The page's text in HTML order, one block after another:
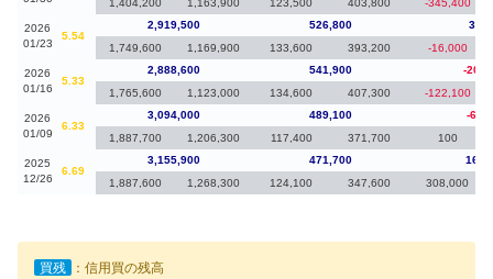
1,404,200
1,163,900 123,500 403,800 -345,400
2026
01/23
5.54
2,919,500 526,800
1,749,600
1,169,900 133,600 393,200 -16,000
2026
01/16
5.33
2,888,600 541,900
-
1,765,600
1,123,000 134,600 407,300 -122,100
2026
01/09
6.33
3,094,000 489,100
-
1,887,700
1,206,300 117,400 371,700 100
2025
12/26
6.69
3,155,900 471,700
1,887,600
1,268,300 124,100 347,600 308,000
買残
：信用買の残高